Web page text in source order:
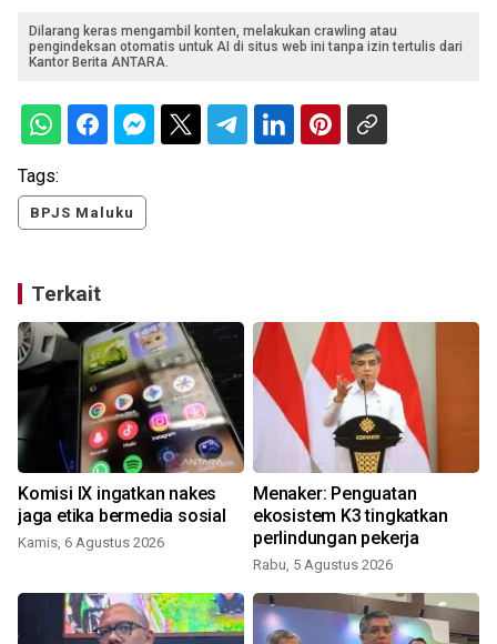
Dilarang keras mengambil konten, melakukan crawling atau
pengindeksan otomatis untuk AI di situs web ini tanpa izin tertulis dari
Kantor Berita ANTARA.
Tags:
BPJS Maluku
Terkait
Komisi IX ingatkan nakes
jaga etika bermedia sosial
Kamis, 6 Agustus 2026
Menaker: Penguatan
ekosistem K3 tingkatkan
perlindungan pekerja
Rabu, 5 Agustus 2026